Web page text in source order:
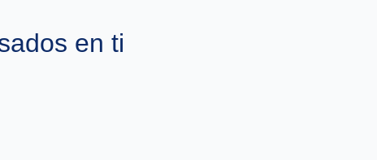
en ti